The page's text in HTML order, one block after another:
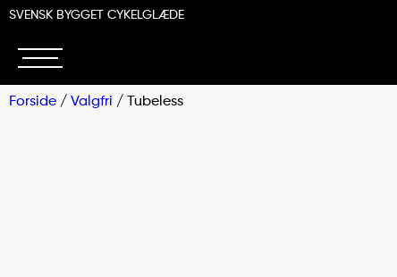
SVENSK BYGGET CYKELGLÆDE
Forside / Valgfri / Tubeless